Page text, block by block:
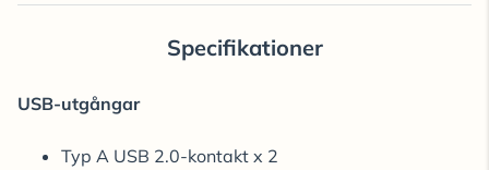
Specifikationer
USB-utgångar
Typ A USB 2.0-kontakt x 2